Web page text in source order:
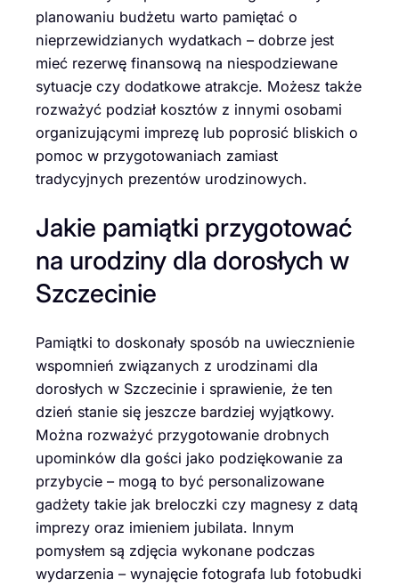
planowaniu budżetu warto pamiętać o
nieprzewidzianych wydatkach – dobrze jest
mieć rezerwę finansową na niespodziewane
sytuacje czy dodatkowe atrakcje. Możesz także
rozważyć podział kosztów z innymi osobami
organizującymi imprezę lub poprosić bliskich o
pomoc w przygotowaniach zamiast
tradycyjnych prezentów urodzinowych.
Jakie pamiątki przygotować
na urodziny dla dorosłych w
Szczecinie
Pamiątki to doskonały sposób na uwiecznienie
wspomnień związanych z urodzinami dla
dorosłych w Szczecinie i sprawienie, że ten
dzień stanie się jeszcze bardziej wyjątkowy.
Można rozważyć przygotowanie drobnych
upominków dla gości jako podziękowanie za
przybycie – mogą to być personalizowane
gadżety takie jak breloczki czy magnesy z datą
imprezy oraz imieniem jubilata. Innym
pomysłem są zdjęcia wykonane podczas
wydarzenia – wynajęcie fotografa lub fotobudki